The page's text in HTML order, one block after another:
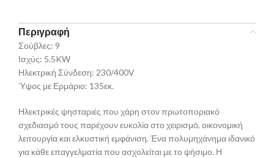
Περιγραφή
Σούβλες: 9
Ισχύς: 5.5KW
Ηλεκτρική Σύνδεση: 230/400V
Ύψος με Ερμάριο: 135εκ.
Ηλεκτρικές ψησταριές που χάρη στον πρωτοποριακό
σχεδιασμό τους παρέχουν ευκολία στο χειρισμό, οικονομική
λειτουργία και ελκυστική εμφάνιση. Ένα πολυμηχάνημα ιδανικό
για κάθε επαγγελματία που ασχολείται με το ψήσιμο. Η